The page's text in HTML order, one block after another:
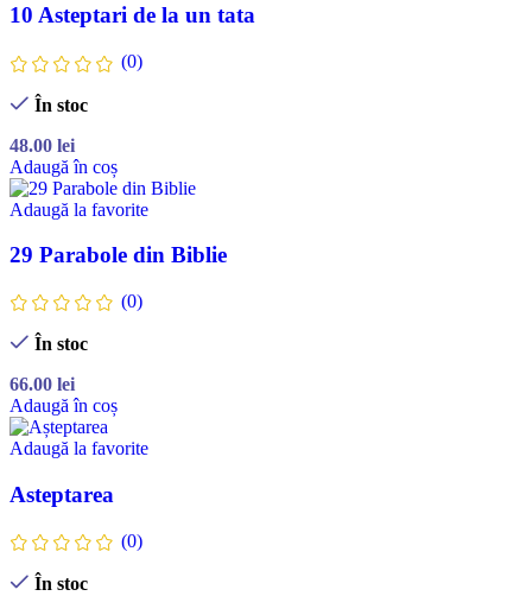
10 Asteptari de la un tata
(0)
În stoc
48.00 lei
Adaugă în coș
Adaugă la favorite
29 Parabole din Biblie
(0)
În stoc
66.00 lei
Adaugă în coș
Adaugă la favorite
Asteptarea
(0)
În stoc